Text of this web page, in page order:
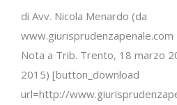
di Avv. Nicola Menardo (da
www.giurisprudenzapenale.com
Nota a Trib. Trento, 18 marzo
2015) [button_download
url=http://